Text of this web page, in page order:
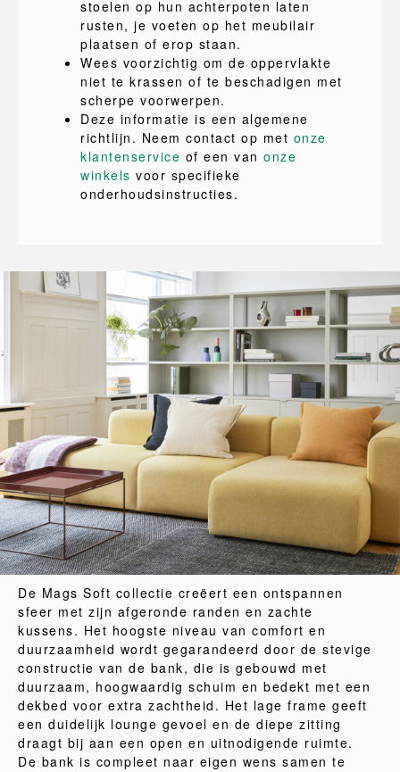
stoelen op hun achterpoten laten
rusten, je voeten op het meubilair
plaatsen of erop staan.
Wees voorzichtig om de oppervlakte
niet te krassen of te beschadigen met
scherpe voorwerpen.
Deze informatie is een algemene
richtlijn. Neem contact op met onze
klantenservice of een van onze
winkels voor specifieke
onderhoudsinstructies.
De Mags Soft collectie creëert een ontspannen
sfeer met zijn afgeronde randen en zachte
kussens. Het hoogste niveau van comfort en
duurzaamheid wordt gegarandeerd door de stevige
constructie van de bank, die is gebouwd met
duurzaam, hoogwaardig schuim en bedekt met een
dekbed voor extra zachtheid. Het lage frame geeft
een duidelijk lounge gevoel en de diepe zitting
draagt bij aan een open en uitnodigende ruimte.
De bank is compleet naar eigen wens samen te